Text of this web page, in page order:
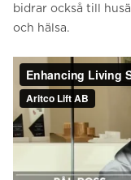
bidrar också till
och hälsa.